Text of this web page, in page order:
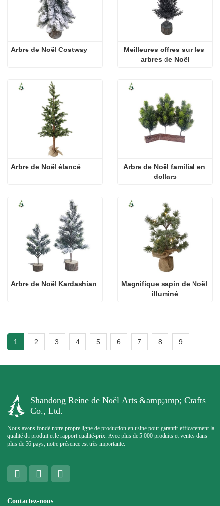
Arbre de Noël Costway
Meilleures offres sur les
arbres de Noël
Arbre de Noël élancé
Arbre de Noël familial en
dollars
Arbre de Noël Kardashian
Magnifique sapin de Noël
illuminé
1 2 3 4 5 6 7 8 9
Shandong Reine de Noël Arts &amp;amp; Crafts
Co., Ltd.
Nous avons fondé notre propre ligne de production en usine pour garantir efficacement la
qualité du produit et le rapport qualité-prix. Avec plus de 5 000 produits et ventes dans
plus de 36 pays, notre présence est très importante.
Contactez-nous